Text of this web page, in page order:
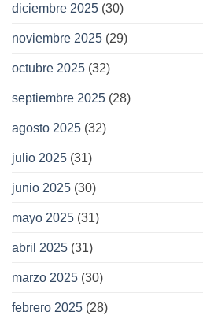
diciembre 2025 (30)
noviembre 2025 (29)
octubre 2025 (32)
septiembre 2025 (28)
agosto 2025 (32)
julio 2025 (31)
junio 2025 (30)
mayo 2025 (31)
abril 2025 (31)
marzo 2025 (30)
febrero 2025 (28)